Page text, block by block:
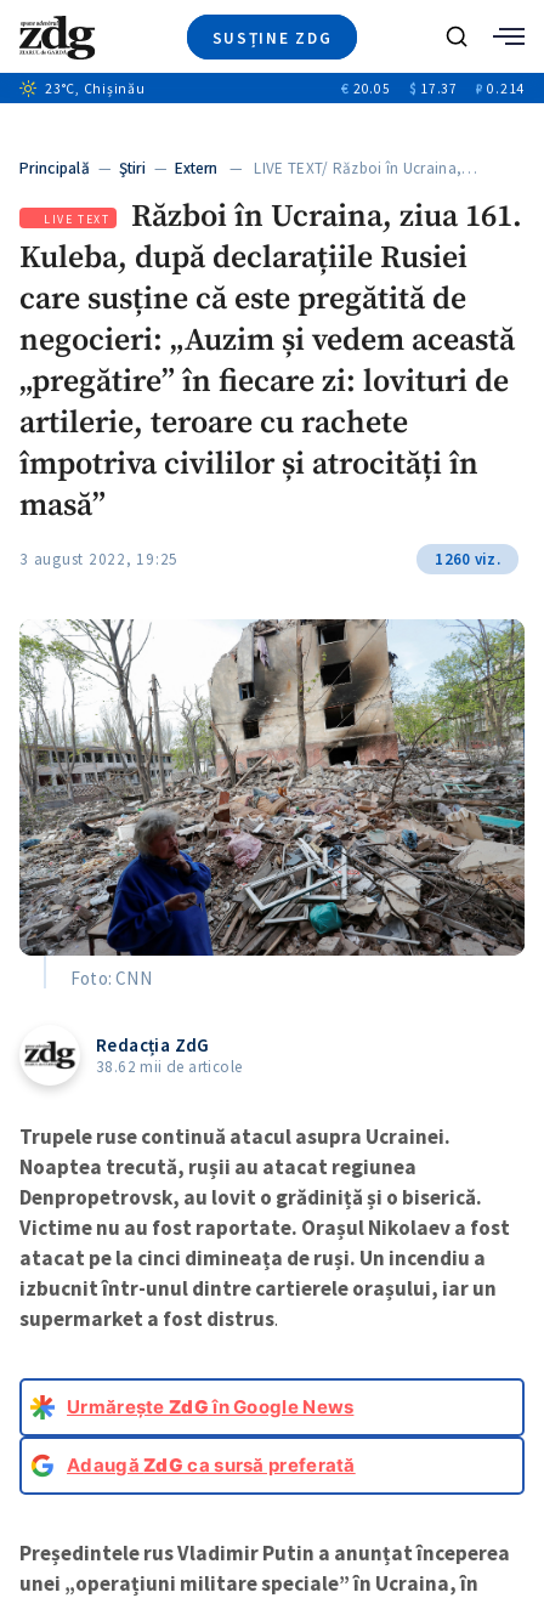
SUSȚINE ZDG
Ştiri
+13
Video
Special
Blog
ZdGust
Caută
23°C, Chișinău € 20.05 $ 17.37 ₽ 0.214
Principală — Ştiri — Extern — LIVE TEXT/ Război în Ucraina,…
LIVE TEXT
Război în Ucraina, ziua 161.
Kuleba, după declarațiile Rusiei
care susține că este pregătită de
negocieri: „Auzim și vedem această
„pregătire” în fiecare zi: lovituri de
artilerie, teroare cu rachete
împotriva civililor și atrocități în
masă”
3 august 2022, 19:25 1260 viz.
Foto: CNN
Redacția ZdG
38.62 mii de articole
Trupele ruse continuă atacul asupra Ucrainei.
Noaptea trecută, rușii au atacat regiunea
Denpropetrovsk, au lovit o grădiniță și o biserică.
Victime nu au fost raportate. Orașul Nikolaev a fost
atacat pe la cinci dimineața de ruși. Un incendiu a
izbucnit într-unul dintre cartierele orașului, iar un
supermarket a fost distrus.
Urmărește ZdGîn Google News
AdaugăZdG ca sursă preferată
Președintele rus Vladimir Putin a anunțat începerea
unei „operațiuni militare speciale” în Ucraina, în